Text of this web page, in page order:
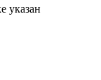
указан